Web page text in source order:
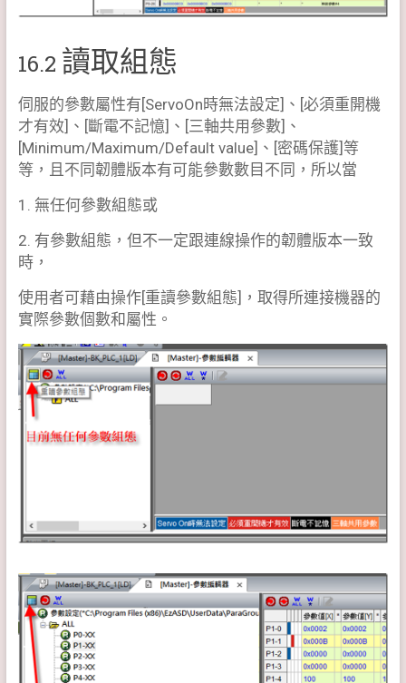
16.2 讀取組態
伺服的參數屬性有[ServoOn時無法設定]、[必須重開機
才有效]、[斷電不記憶]、[三軸共用參數]、
[Minimum/Maximum/Default value]、[密碼保護]等
等，且不同韌體版本有可能參數數目不同，所以當
1. 無任何參數組態或
2. 有參數組態，但不一定跟連線操作的韌體版本一致
時，
使用者可藉由操作[重讀參數組態]，取得所連接機器的
實際參數個數和屬性。